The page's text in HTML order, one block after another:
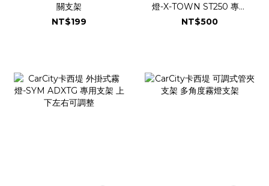
關支架
NT$199
燈-X-TOWN ST250 專用
支架
NT$500